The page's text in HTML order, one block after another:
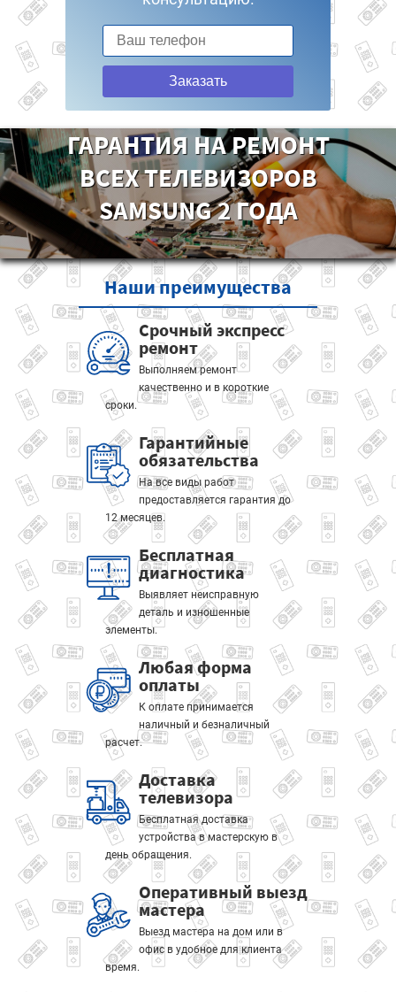
Заказать
ГАРАНТИЯ НА РЕМОНТ
ВСЕХ ТЕЛЕВИЗОРОВ
SAMSUNG 2 ГОДА
Нашипреимущества
Срочный экспресс
ремонт
Выполняем ремонт
качественно и в короткие
сроки.
Гарантийные
обязательства
На все виды работ
предоставляется гарантия до
12 месяцев.
Бесплатная
диагностика
Выявляет неисправную
деталь и изношенные
элементы.
Любая форма
оплаты
К оплате принимается
наличный и безналичный
расчет.
Доставка
телевизора
Бесплатная доставка
устройства в мастерскую в
день обращения.
Оперативный выезд
мастера
Выезд мастера на дом или в
офис в удобное для клиента
время.